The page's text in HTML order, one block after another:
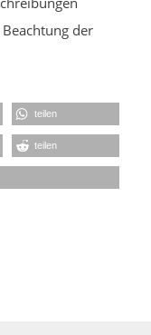
der
teilen
teilen